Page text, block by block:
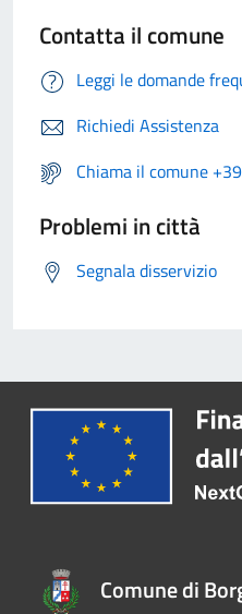
Contatta il comune
Leggi le domande
Richiedi Assistenza
Chiama il comune
Problemi in città
Segnala disservizio
Comune di